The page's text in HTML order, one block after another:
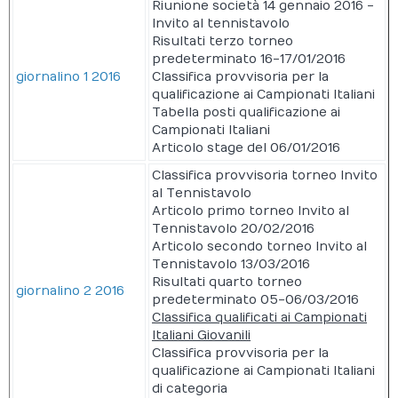
giornalino 1 2016
Riunione società 14 gennaio 2016 -
Invito al tennistavolo
Risultati terzo torneo
predeterminato 16-17/01/2016
Classifica provvisoria per la
qualificazione ai Campionati Italiani
Tabella posti qualificazione ai
Campionati Italiani
Articolo stage del 06/01/2016
giornalino 2 2016
Classifica provvisoria torneo Invito
al Tennistavolo
Articolo primo torneo Invito al
Tennistavolo 20/02/2016
Articolo secondo torneo Invito al
Tennistavolo 13/03/2016
Risultati quarto torneo
predeterminato 05-06/03/2016
Classifica qualificati ai Campionati
Italiani Giovanili
Classifica provvisoria per la
qualificazione ai Campionati Italiani
di categoria